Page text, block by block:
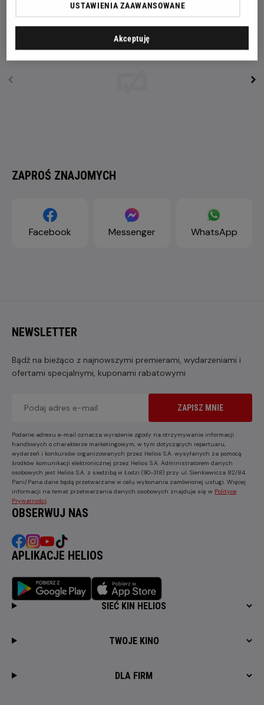
ZAPROŚ ZNAJOMYCH
Facebook Messenger WhatsApp
NEWSLETTER
Bądź na bieżąco z najnowszymi premierami, wydarzeniami i
ofertami specjalnymi, kuponami rabatowymi
ZAPISZ MNIE
Podanie adresu e-mail oznacza wyrażenie zgody na otrzymywanie informacji
handlowych o charakterze marketingowym, w tym dotyczących repertuaru,
wydarzeń i konkursów organizowanych przez Helios S.A. wysyłanych za pomocą
środków komunikacji elektronicznej przez Helios S.A. Administratorem danych
osobowych jest Helios S.A. z siedzibą w Łodzi (90-318) przy ul. Sienkiewicza 82/84.
Pani/Pana dane będą przetwarzane w celu wykonania zamówionej usługi. Więcej
informacji na temat przetwarzania danych osobowych znajduje się w Polityce
Prywatności
OBSERWUJ NAS
APLIKACJE HELIOS
SIEĆ KIN HELIOS
TWOJE KINO
DLA FIRM
USTAWIENIA ZAAWANSOWANE
Akceptuję